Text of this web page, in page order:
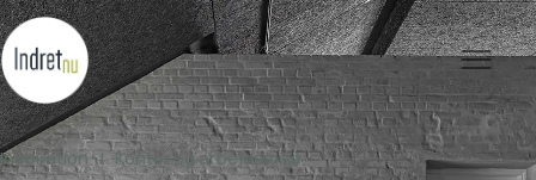
Inspiration | Kontorogarbejdsmiljø